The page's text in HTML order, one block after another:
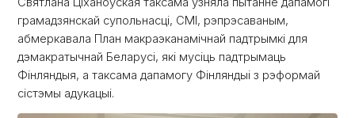
грамадзянскай супольнасці, СМІ, рэпрэсаваным,
абмеркавала План макраэканамічнай падтрымкі для
дэмакратычнай Беларусі, які мусіць падтрымаць
Фінляндыя, а таксама дапамогу Фінляндыі з рэформай
сістэмы адукацыі.